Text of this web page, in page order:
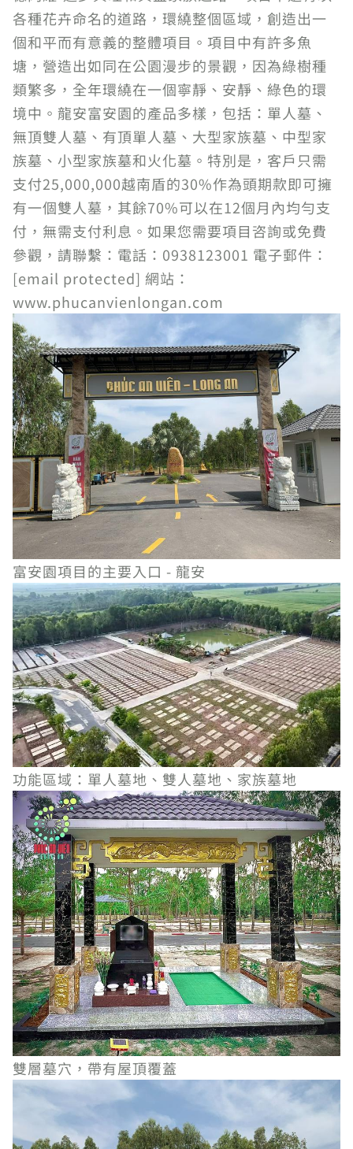
各種花卉命名的道路，環繞整個區域，創造出一
個和平而有意義的整體項目。項目中有許多魚
塘，營造出如同在公園漫步的景觀，因為綠樹種
類繁多，全年環繞在一個寧靜、安靜、綠色的環
境中。龍安富安園的產品多樣，包括：單人墓、
無頂雙人墓、有頂單人墓、大型家族墓、中型家
族墓、小型家族墓和火化墓。特別是，客戶只需
支付25,000,000越南盾的30%作為頭期款即可擁
有一個雙人墓，其餘70%可以在12個月內均勻支
付，無需支付利息。如果您需要項目咨詢或免費
參觀，請聯繫：電話：0938123001 電子郵件：
[email protected] 網站：
www.phucanvienlongan.com
富安園項目的主要入口 - 龍安
功能區域：單人墓地、雙人墓地、家族墓地
雙層墓穴，帶有屋頂覆蓋